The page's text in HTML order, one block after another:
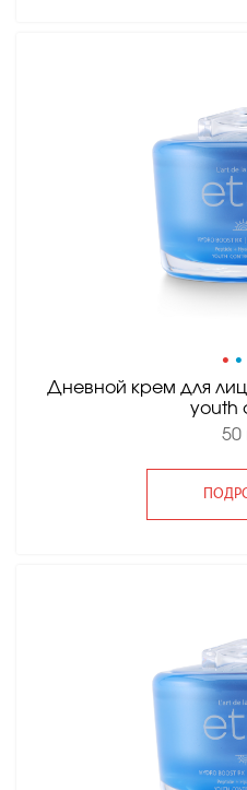
• •
Дневной крем для
youth
50